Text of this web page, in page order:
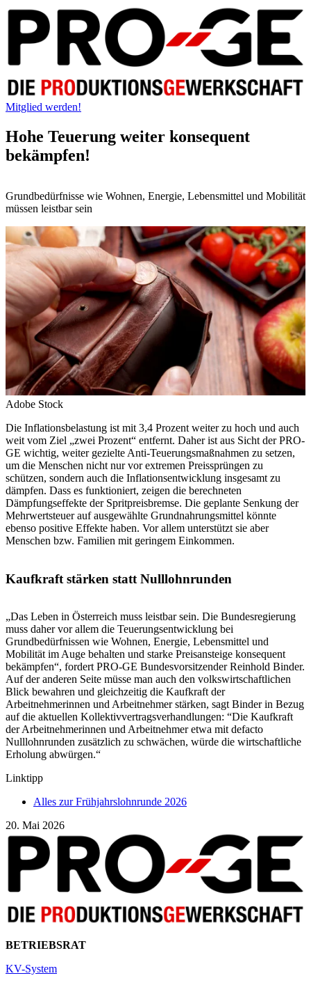
Mitglied werden!
Hohe Teuerung weiter konsequent
bekämpfen!
Grundbedürfnisse wie Wohnen, Energie, Lebensmittel und Mobilität
müssen leistbar sein
Adobe Stock
Die Inflationsbelastung ist mit 3,4 Prozent weiter zu hoch und auch
weit vom Ziel „zwei Prozent“ entfernt. Daher ist aus Sicht der PRO-
GE wichtig, weiter gezielte Anti-Teuerungsmaßnahmen zu setzen,
um die Menschen nicht nur vor extremen Preissprüngen zu
schützen, sondern auch die Inflationsentwicklung insgesamt zu
dämpfen. Dass es funktioniert, zeigen die berechneten
Dämpfungseffekte der Spritpreisbremse. Die geplante Senkung der
Mehrwertsteuer auf ausgewählte Grundnahrungsmittel könnte
ebenso positive Effekte haben. Vor allem unterstützt sie aber
Menschen bzw. Familien mit geringem Einkommen.
Kaufkraft stärken statt Nulllohnrunden
„Das Leben in Österreich muss leistbar sein. Die Bundesregierung
muss daher vor allem die Teuerungsentwicklung bei
Grundbedürfnissen wie Wohnen, Energie, Lebensmittel und
Mobilität im Auge behalten und starke Preisansteige konsequent
bekämpfen“, fordert PRO-GE Bundesvorsitzender Reinhold Binder.
Auf der anderen Seite müsse man auch den volkswirtschaftlichen
Blick bewahren und gleichzeitig die Kaufkraft der
Arbeitnehmerinnen und Arbeitnehmer stärken, sagt Binder in Bezug
auf die aktuellen Kollektivvertragsverhandlungen: “Die Kaufkraft
der Arbeitnehmerinnen und Arbeitnehmer etwa mit defacto
Nulllohnrunden zusätzlich zu schwächen, würde die wirtschaftliche
Erholung abwürgen.“
Linktipp
Alles zur Frühjahrslohnrunde 2026
20. Mai 2026
BETRIEBSRAT
KV-System